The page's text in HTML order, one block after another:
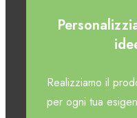
Realizziamo il
per ogni tua